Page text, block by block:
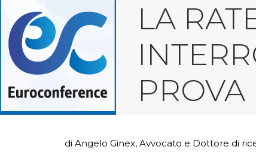
LA
di Angelo Ginex, Avvocato e Dottore di